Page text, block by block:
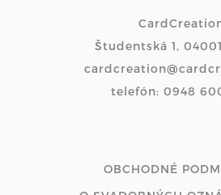
Študentská 1,
telefón: 0948
OBCHODNÉ